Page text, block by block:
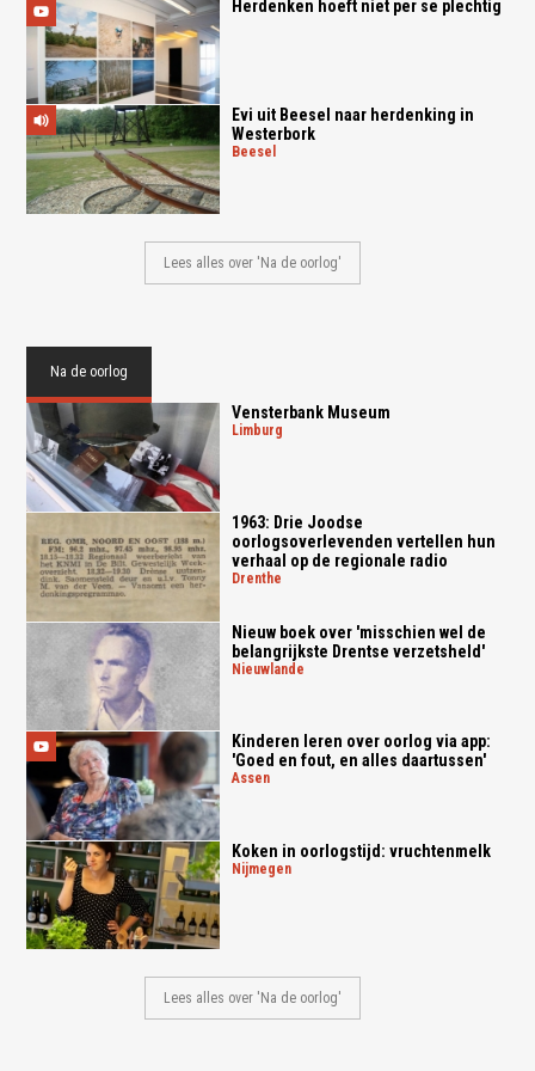
Herdenken hoeft niet per se plechtig
Evi uit Beesel naar herdenking in
Westerbork
beesel
Lees alles over 'Na de oorlog'
Na de oorlog
Ven­ster­bank Mu­se­um
limburg
1963: Drie Joodse
oorlogsoverlevenden vertellen hun
verhaal op de regionale radio
drenthe
Nieuw boek over 'misschien wel de
belangrijkste Drentse verzetsheld'
nieuwlande
Kinderen leren over oorlog via app:
'Goed en fout, en alles daartussen'
assen
Koken in oorlogstijd: vruchtenmelk
nijmegen
Lees alles over 'Na de oorlog'